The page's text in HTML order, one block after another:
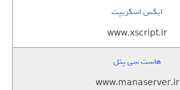
ایکس اسکریپت
www.xscript.ir
هاست سی پنل
www.manaserver.ir